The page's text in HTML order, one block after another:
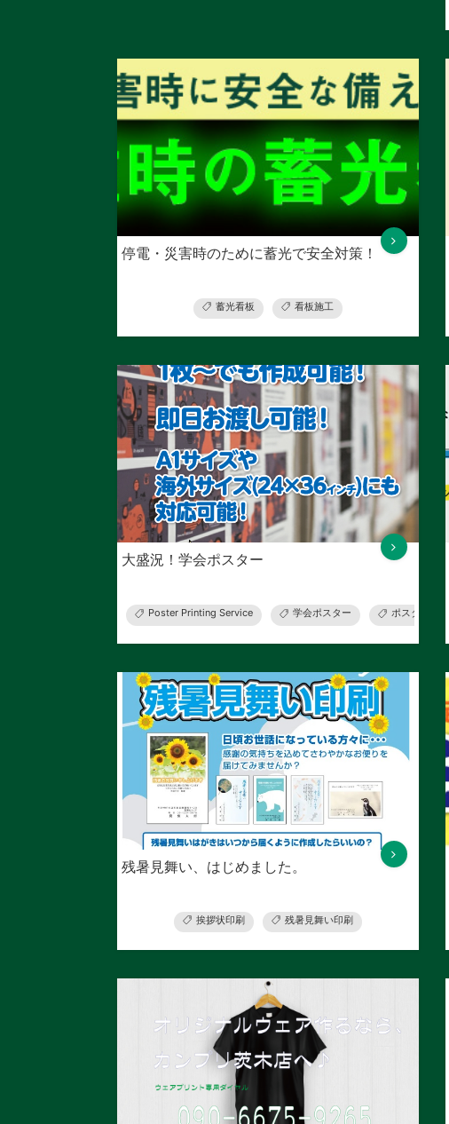
停電・災害時のために蓄光で安全対策！
蓄光看板 看板施工
大盛況！学会ポスター
Poster Printing Service 学会ポスター ポスター印刷
残暑見舞い、はじめました。
挨拶状印刷 残暑見舞い印刷